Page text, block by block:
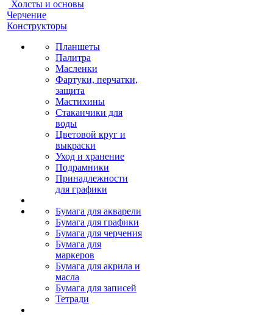
Холсты и основы
Черчение
Конструкторы
Планшеты
Палитра
Масленки
Фартуки, перчатки,
защита
Мастихины
Стаканчики для
воды
Цветовой круг и
выкраски
Уход и хранение
Подрамники
Принадлежности
для графики
Бумага для акварели
Бумага для графики
Бумага для черчения
Бумага для
маркеров
Бумага для акрила и
масла
Бумага для записей
Тетради